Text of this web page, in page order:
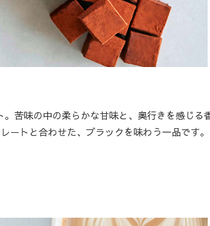
苦味の中の柔らかな甘味と、奥行きを感じる
ートと合わせた、ブラックを味わう一品です。